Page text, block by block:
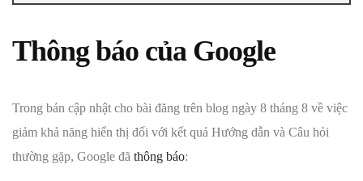
Thông báo của Google
Trong bản cập nhật cho bài đăng trên blog ngày 8 tháng 8 về việc
giảm khả năng hiển thị đối với kết quả Hướng dẫn và Câu hỏi
thường gặp, Google đã thông báo: